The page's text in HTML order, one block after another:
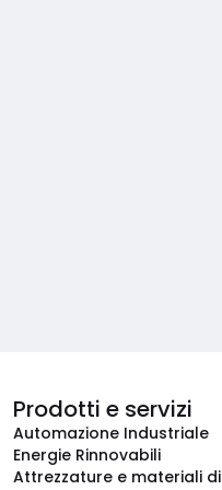
Prodotti e servizi
Automazione Industriale
Energie Rinnovabili
Attrezzature e materiali di